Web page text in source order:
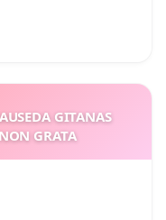
GITANAS
GRATA